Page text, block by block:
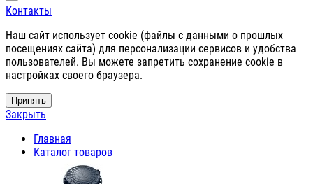
Контакты
Наш сайт использует cookie (файлы с данными о прошлых
посещениях сайта) для персонализации сервисов и удобства
пользователей. Вы можете запретить сохранение cookie в
настройках своего браузера.
Принять
Закрыть
Главная
Каталог товаров